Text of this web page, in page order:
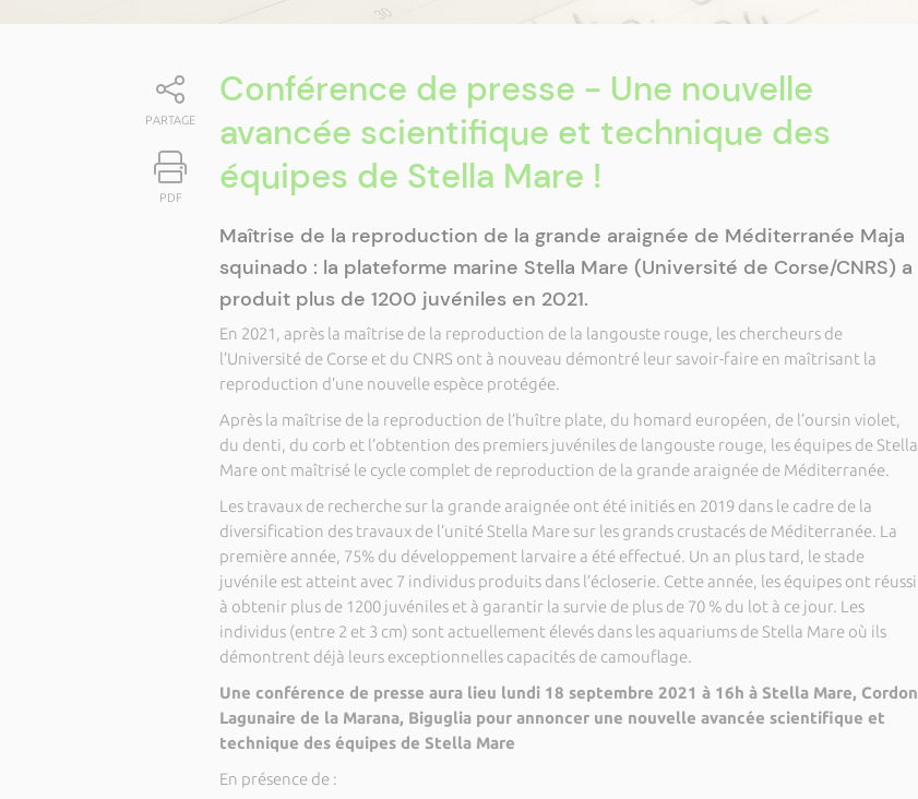
PARTAGE
PDF
Conférence de presse - Une nouvelle
avancée scientifique et technique des
équipes de Stella Mare !
Maîtrise de la reproduction de la grande araignée de Méditerranée Maja
squinado : la plateforme marine Stella Mare (Université de Corse/CNRS) a
produit plus de 1200 juvéniles en 2021.
En 2021, après la maîtrise de la reproduction de la langouste rouge, les chercheurs de
l’Université de Corse et du CNRS ont à nouveau démontré leur savoir-faire en maîtrisant la
reproduction d’une nouvelle espèce protégée.
Après la maîtrise de la reproduction de l’huître plate, du homard européen, de l’oursin violet,
du denti, du corb et l’obtention des premiers juvéniles de langouste rouge, les équipes de Stella
Mare ont maîtrisé le cycle complet de reproduction de la grande araignée de Méditerranée.
Les travaux de recherche sur la grande araignée ont été initiés en 2019 dans le cadre de la
diversification des travaux de l’unité Stella Mare sur les grands crustacés de Méditerranée. La
première année, 75% du développement larvaire a été effectué. Un an plus tard, le stade
juvénile est atteint avec 7 individus produits dans l’écloserie. Cette année, les équipes ont réussi
à obtenir plus de 1200 juvéniles et à garantir la survie de plus de 70 % du lot à ce jour. Les
individus (entre 2 et 3 cm) sont actuellement élevés dans les aquariums de Stella Mare où ils
démontrent déjà leurs exceptionnelles capacités de camouflage.
Une conférence de presse aura lieu lundi 18 septembre 2021 à 16h à Stella Mare, Cordon
Lagunaire de la Marana, Biguglia pour annoncer une nouvelle avancée scientifique et
technique des équipes de Stella Mare
En présence de :